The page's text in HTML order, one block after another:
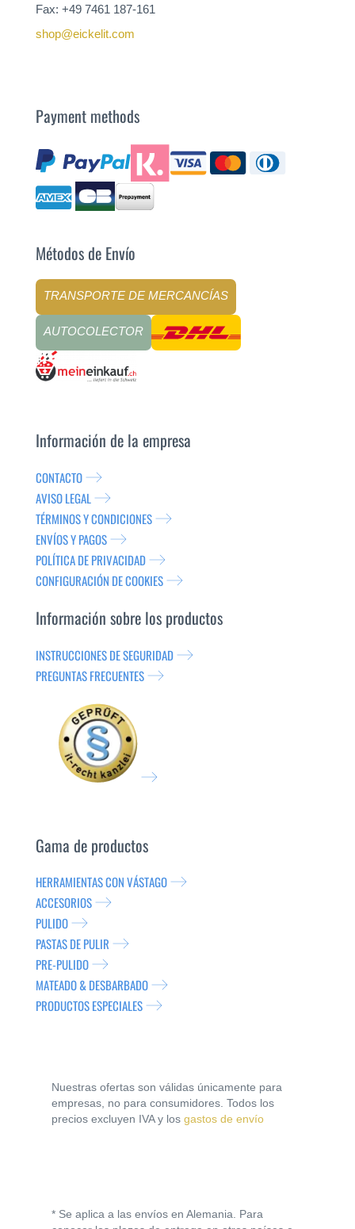
Fax: +49 7461 187-161
shop@eickelit.com
Payment methods
Métodos de Envío
TRANSPORTE DE MERCANCÍAS
AUTOCOLECTOR
Información de la empresa
CONTACTO
AVISO LEGAL
TÉRMINOS Y CONDICIONES
ENVÍOS Y PAGOS
POLÍTICA DE PRIVACIDAD
CONFIGURACIÓN DE COOKIES
Información sobre los productos
INSTRUCCIONES DE SEGURIDAD
PREGUNTAS FRECUENTES
Gama de productos
HERRAMIENTAS CON VÁSTAGO
ACCESORIOS
PULIDO
PASTAS DE PULIR
PRE-PULIDO
MATEADO & DESBARBADO
PRODUCTOS ESPECIALES
Nuestras ofertas son válidas únicamente para
empresas, no para consumidores. Todos los
precios excluyen IVA y los gastos de envío
* Se aplica a las envíos en Alemania. Para